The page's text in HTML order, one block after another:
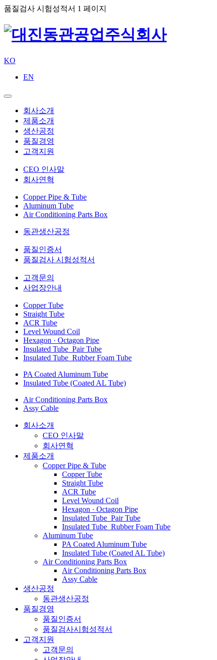
품질검사 시험성적서 1 페이지
KO
EN
회사소개
제품소개
생산공정
품질경영
고객지원
CEO 인사말
회사연혁
Copper Pipe & Tube
Aluminum Tube
Air Conditioning Parts Box
동관생산공정
품질인증서
품질검사 시험성적서
고객문의
사업장안내
Copper Tube
Straight Tube
ACR Tube
Level Wound Coil
Hexagon · Octagon Pipe
Insulated Tube_Pair Tube
Insulated Tube_Rubber Foam Tube
PA Coated Aluminum Tube
Insulated Tube (Coated AL Tube)
Air Conditioning Parts Box
Assy Cable
회사소개
CEO 인사말
회사연혁
제품소개
Copper Pipe & Tube
Copper Tube
Straight Tube
ACR Tube
Level Wound Coil
Hexagon · Octagon Pipe
Insulated Tube_Pair Tube
Insulated Tube_Rubber Foam Tube
Aluminum Tube
PA Coated Aluminum Tube
Insulated Tube (Coated AL Tube)
Air Conditioning Parts Box
Air Conditioning Parts Box
Assy Cable
생산공정
동관생산공정
품질경영
품질인증서
품질검사시험성적서
고객지원
고객문의